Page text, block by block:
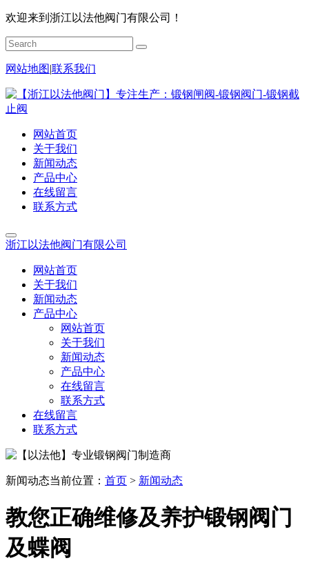
欢迎来到浙江以法他阀门有限公司！
网站地图|联系我们
网站首页
关于我们
新闻动态
产品中心
在线留言
联系方式
浙江以法他阀门有限公司
网站首页
关于我们
新闻动态
产品中心
网站首页
关于我们
新闻动态
产品中心
在线留言
联系方式
在线留言
联系方式
新闻动态当前位置： 首页 > 新闻动态
教您正确维修及养护锻钢阀门
及蝶阀